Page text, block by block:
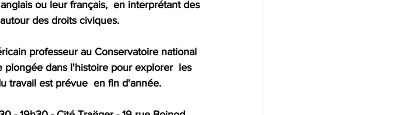
ou leur français,  en interprétant des
des droits civiques.
professeur au Conservatoire national
plongée dans l'histoire pour explorer  les
travail est prévue  en fin d'année.